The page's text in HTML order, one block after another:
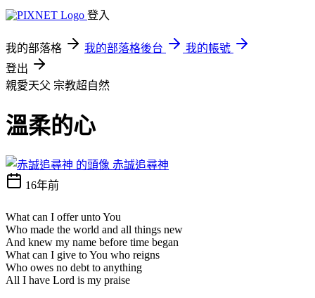
登入
我的部落格 我的部落格後台
我的帳號
登出
親愛天父 宗教超自然
溫柔的心
赤誠追尋神
16年前
What can I offer unto You
Who made the world and all things new
And knew my name before time began
What can I give to You who reigns
Who owes no debt to anything
All I have Lord is my praise